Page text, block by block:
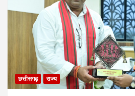
छत्तीसगढ़ राज्य